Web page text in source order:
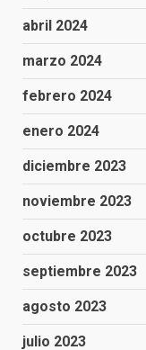
abril 2024
marzo 2024
febrero 2024
enero 2024
diciembre 2023
noviembre 2023
octubre 2023
septiembre 2023
agosto 2023
julio 2023